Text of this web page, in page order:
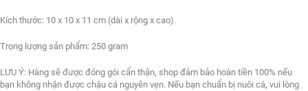
Kích thước: 10 x 10 x 11 cm (dài x rộng x cao)
Trọng lượng sản phẩm: 250 gram
LƯU Ý: Hàng sẽ được đóng gói cẩn thận, shop đảm bảo hoàn tiền 100% nếu
bạn không nhận được chậu cá nguyên vẹn. Nếu bạn chuẩn bị nuôi cá, vui lòng